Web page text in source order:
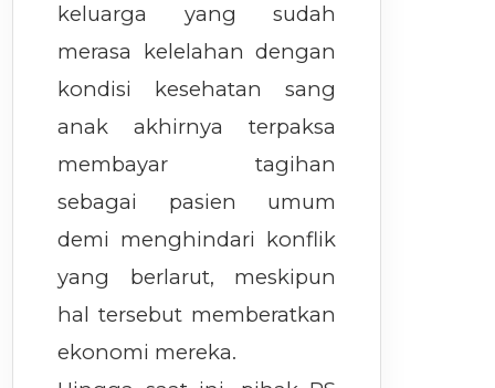
keluarga yang sudah
merasa kelelahan dengan
kondisi kesehatan sang
anak akhirnya terpaksa
membayar tagihan
sebagai pasien umum
demi menghindari konflik
yang berlarut, meskipun
hal tersebut memberatkan
ekonomi mereka.